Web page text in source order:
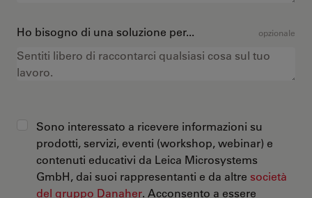
Ho bisogno di una soluzione per... opzionale
Sono interessato a ricevere informazioni su
prodotti, servizi, eventi (workshop, webinar) e
contenuti educativi da Leica Microsystems
GmbH, dai suoi rappresentanti e da altre società
del gruppo Danaher. Acconsento a essere